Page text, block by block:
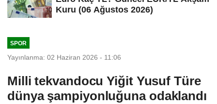
Kuru (06 Ağustos 2026)
SPOR
Yayınlanma: 02 Haziran 2026 - 11:06
Milli tekvandocu Yiğit Yusuf Türe
dünya şampiyonluğuna odaklandı